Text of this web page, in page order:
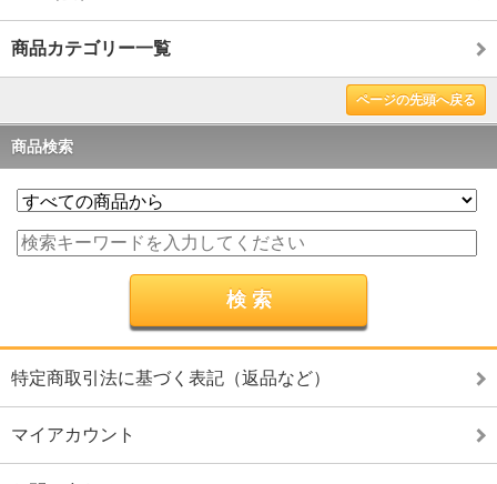
商品カテゴリー一覧
ページの先頭へ戻る
商品検索
特定商取引法に基づく表記（返品など）
マイアカウント